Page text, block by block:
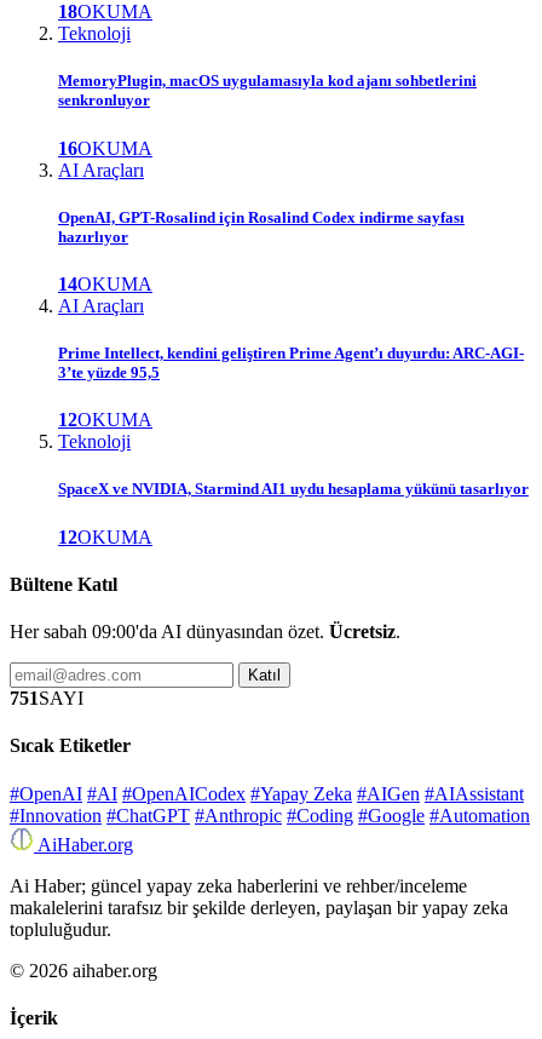
18OKUMA
Teknoloji
MemoryPlugin, macOS uygulamasıyla kod ajanı sohbetlerini
senkronluyor
16OKUMA
AI Araçları
OpenAI, GPT-Rosalind için Rosalind Codex indirme sayfası
hazırlıyor
14OKUMA
AI Araçları
Prime Intellect, kendini geliştiren Prime Agent’ı duyurdu: ARC-AGI-
3’te yüzde 95,5
12OKUMA
Teknoloji
SpaceX ve NVIDIA, Starmind AI1 uydu hesaplama yükünü tasarlıyor
12OKUMA
Bültene Katıl
Her sabah 09:00'da AI dünyasından özet. Ücretsiz.
Katıl
751SAYI
Sıcak Etiketler
#OpenAI #AI #OpenAICodex #Yapay Zeka #AIGen #AIAssistant
#Innovation #ChatGPT #Anthropic #Coding #Google #Automation
AiHaber.org
Ai Haber; güncel yapay zeka haberlerini ve rehber/inceleme
makalelerini tarafsız bir şekilde derleyen, paylaşan bir yapay zeka
topluluğudur.
© 2026 aihaber.org
İçerik